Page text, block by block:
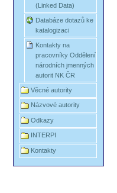
(Linked Data)
Databáze dotazů ke
katalogizaci
Kontakty na
pracovníky Oddělení
národních jmenných
autorit NK ČR
Věcné autority
Názvové autority
Odkazy
INTERPI
Kontakty